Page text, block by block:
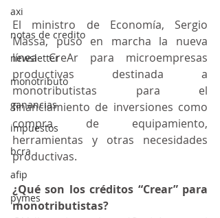
axi
notas de credito
newsletter
monotributo
ganancias
impuestos
bcra
afip
pymes
El ministro de Economía, Sergio
Massa, puso en marcha la nueva
línea CreAr para microempresas
productivas destinada a
monotributistas para el
financiamiento de inversiones como
compra de equipamiento,
herramientas y otras necesidades
productivas.
¿Qué son los créditos “Crear” para
monotributistas?